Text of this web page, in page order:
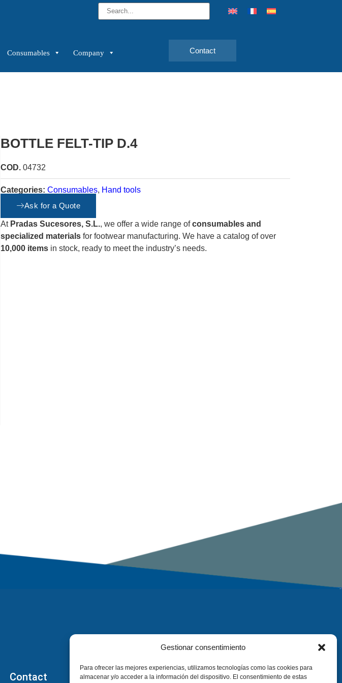
Gestionar consentimiento
Para ofrecer las mejores experiencias, utilizamos tecnologías como las cookies para
almacenar y/o acceder a la información del dispositivo. El consentimiento de estas
Consumables Company Contact
BOTTLE FELT-TIP D.4
COD. 04732
Categories: Consumables, Hand tools
Ask for a Quote
At Pradas Sucesores, S.L., we offer a wide range ofconsumables and
specialized materials for footwear manufacturing. We have a catalog of over
10,000 items in stock, ready to meet the industry’s needs.
Contact